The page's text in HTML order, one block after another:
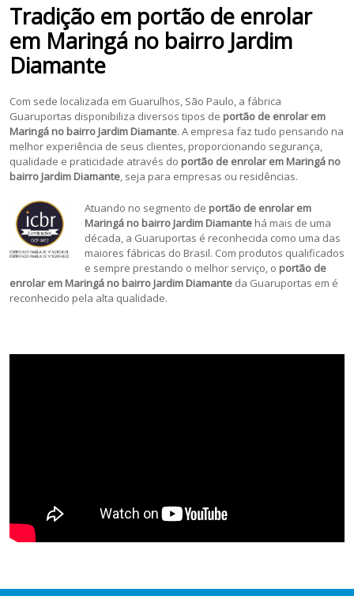
Tradição em portão de enrolar
em Maringá no bairro Jardim
Diamante
Com sede localizada em Guarulhos, São Paulo, a fábrica
Guaruportas disponibiliza diversos tipos de portão de enrolar em
Maringá no bairro Jardim Diamante. A empresa faz tudo pensando na
melhor experiência de seus clientes, proporcionando segurança,
qualidade e praticidade através do portão de enrolar em Maringá no
bairro Jardim Diamante, seja para empresas ou residências.
Atuando no segmento de portão de enrolar em
Maringá no bairro Jardim Diamantehá mais de uma
década, a Guaruportas é reconhecida como uma das
maiores fábricas do Brasil. Com produtos qualificados
e sempre prestando o melhor serviço, o portão de
enrolar em Maringá no bairro Jardim Diamante da Guaruportas em é
reconhecido pela alta qualidade.